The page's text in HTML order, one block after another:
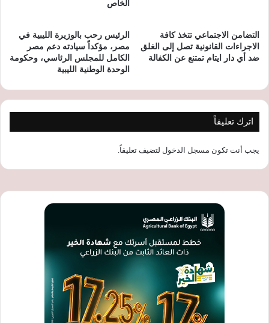
الخاص
التضامن الاجتماعي تتخذ كافة
الاجراءات القانونية تصل إلى الغلق
ضد أي دار ايتام تمتنع عن الكفالة
الرئيس رحب بالوزيرة الليبية في
مصر، مؤكداً سيادته دعم مصر
الكامل للمجلس الرئاسي، وحكومة
الوحدة الوطنية الليبية
اترك تعليقاً
يجب أنت تكون مسجل الدخول لتضيف تعليقاً.